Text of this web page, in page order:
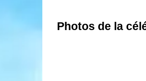
Photos de la